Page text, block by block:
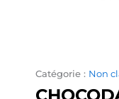
Catégorie : Non